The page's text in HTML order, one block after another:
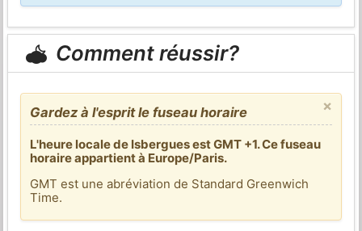
Comment réussir?
×
Gardez à l'esprit le fuseau horaire
L'heure locale de Isbergues est GMT +1. Ce fuseau
horaire appartient à Europe/Paris.
GMT est une abréviation de Standard Greenwich
Time.